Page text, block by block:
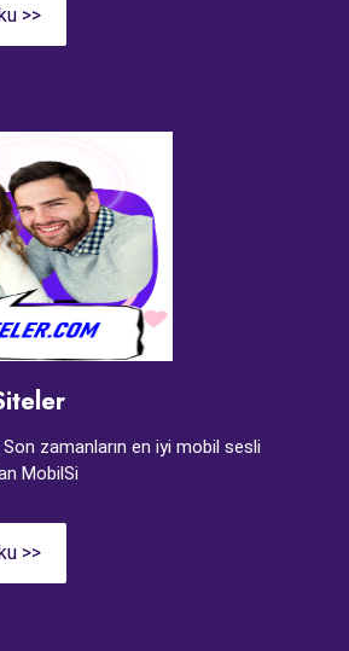
>>
zamanların en iyi mobil sesli
MobilSi
>>